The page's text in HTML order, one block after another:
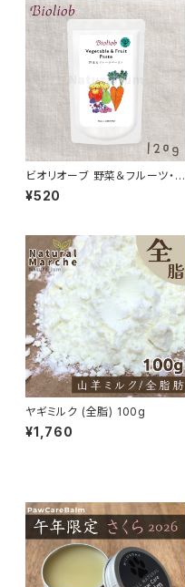
ビオリオーブ 野菜＆フルーツ・ペ
ースト Bioliob 旧ヘルマン
¥520
ヤギミルク (全脂) 100g
¥1,760